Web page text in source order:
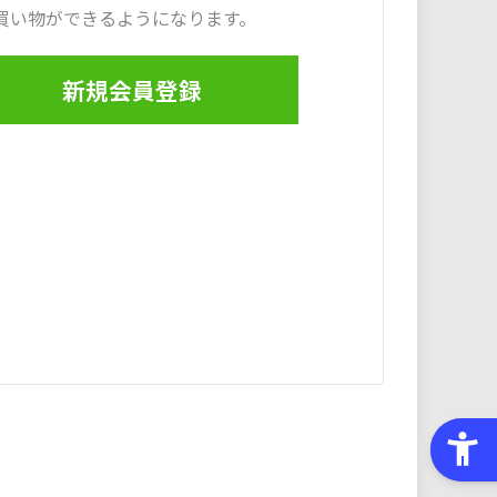
物ができるようになります。
新規会員登録